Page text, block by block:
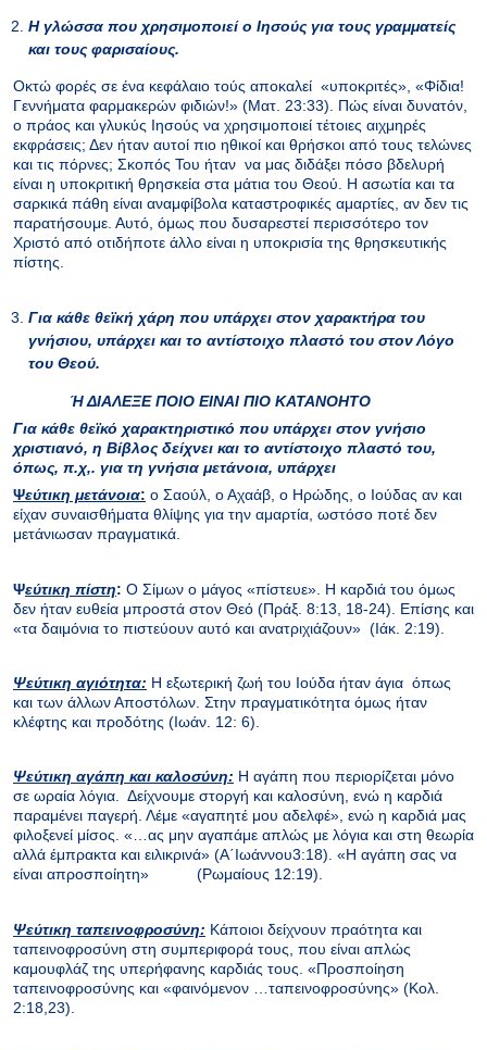
Η γλώσσα που χρησιμοποιεί ο Ιησούς για τους γραμματείς
και τους φαρισαίους.
Οκτώ φορές σε ένα κεφάλαιο τούς αποκαλεί «υποκριτές», «Φίδια!
Γεννήματα φαρμακερών φιδιών!» (Ματ. 23:33). Πώς είναι δυνατόν,
ο πράος και γλυκύς Ιησούς να χρησιμοποιεί τέτοιες αιχμηρές
εκφράσεις; Δεν ήταν αυτοί πιο ηθικοί και θρήσκοι από τους τελώνες
και τις πόρνες; Σκοπός Του ήταν να μας διδάξει πόσο βδελυρή
είναι η υποκριτική θρησκεία στα μάτια του Θεού. Η ασωτία και τα
σαρκικά πάθη είναι αναμφίβολα καταστροφικές αμαρτίες, αν δεν τις
παρατήσουμε. Αυτό, όμως που δυσαρεστεί περισσότερο τον
Χριστό από οτιδήποτε άλλο είναι η υποκρισία της θρησκευτικής
πίστης.
Για κάθε θεϊκή χάρη που υπάρχει στον χαρακτήρα του
γνήσιου, υπάρχει και το αντίστοιχο πλαστό του στον Λόγο
του Θεού.
Ή ΔΙΑΛΕΞΕ ΠΟΙΟ ΕΙΝΑΙ ΠΙΟ ΚΑΤΑΝΟΗΤΟ
Για κάθε θεϊκό χαρακτηριστικό που υπάρχει στον γνήσιο
χριστιανό, η Βίβλος δείχνει και το αντίστοιχο πλαστό του,
όπως, π.χ,. για τη γνήσια μετάνοια, υπάρχει
Ψεύτικη μετάνοια: ο Σαούλ, ο Αχαάβ, ο Ηρώδης, ο Ιούδας αν και
είχαν συναισθήματα θλίψης για την αμαρτία, ωστόσο ποτέ δεν
μετάνιωσαν πραγματικά.
Ψεύτικη πίστη: Ο Σίμων ο μάγος «πίστευε». Η καρδιά του όμως
δεν ήταν ευθεία μπροστά στον Θεό (Πράξ. 8:13, 18-24). Επίσης και
«τα δαιμόνια το πιστεύουν αυτό και ανατριχιάζουν» (Ιάκ. 2:19).
Ψεύτικη αγιότητα: Η εξωτερική ζωή του Ιούδα ήταν άγια όπως
και των άλλων Αποστόλων. Στην πραγματικότητα όμως ήταν
κλέφτης και προδότης (Ιωάν. 12: 6).
Ψεύτικη αγάπη και καλοσύνη: Η αγάπη που περιορίζεται μόνο
σε ωραία λόγια. Δείχνουμε στοργή και καλοσύνη, ενώ η καρδιά
παραμένει παγερή. Λέμε «αγαπητέ μου αδελφέ», ενώ η καρδιά μας
φιλοξενεί μίσος. «…ας μην αγαπάμε απλώς με λόγια και στη θεωρία
αλλά έμπρακτα και ειλικρινά» (Α΄Ιωάννου3:18). «Η αγάπη σας να
είναι απροσποίητη» (Ρωμαίους 12:19).
Ψεύτικη ταπεινοφροσύνη: Κάποιοι δείχνουν πραότητα και
ταπεινοφροσύνη στη συμπεριφορά τους, που είναι απλώς
καμουφλάζ της υπερήφανης καρδιάς τους. «Προσποίηση
ταπεινοφροσύνης και «φαινόμενον …ταπεινοφροσύνης» (Κολ.
2:18,23).